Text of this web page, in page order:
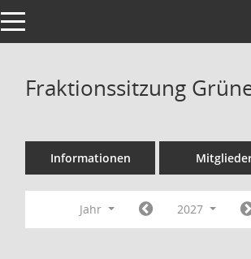
Toggle navigation
Fraktionssitzung
Informationen
Jahr 2027